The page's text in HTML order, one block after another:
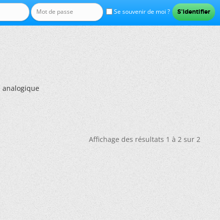
Se souvenir de moi ?
analogique
Affichage des résultats 1 à 2 sur 2